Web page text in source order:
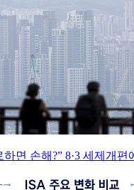
하면 손해?” 8·3 세제개편